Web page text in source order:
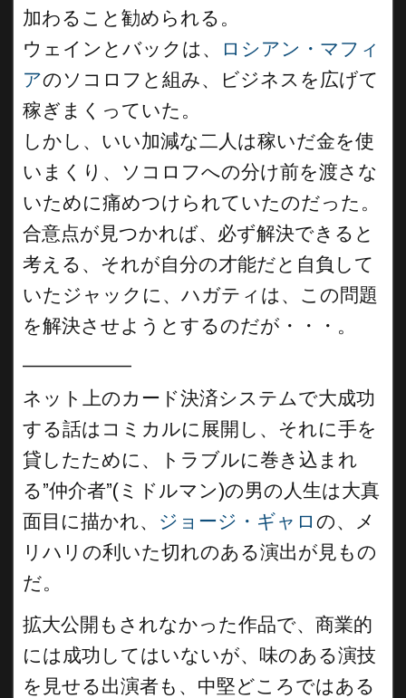
加わること勧められる。
ウェインとバックは、
ロシアン・マフィ
アのソコロフと組み、ビジネスを広げて
稼ぎまくっていた。
しかし、いい加減な二人は稼いだ金を使
いまくり、ソコロフへの分け前を渡さな
いために痛めつけられていたのだった。
合意点が見つかれば、必ず解決できると
考える、それが自分の才能だと自負して
いたジャックに、ハガティは、この問題
を解決させようとするのだが・・・。
ネット上のカード決済システムで大成功
する話はコミカルに展開し、それに手を
貸したために、トラブルに巻き込まれ
る”仲介者”(ミドルマン)の男の人生は大真
面目に描かれ、 ジョージ・ギャロ の、メ
リハリの利いた切れのある演出が見もの
だ。
拡大公開もされなかった作品で、商業的
には成功してはいないが、味のある演技
を見せる出演者も、中堅どころではある